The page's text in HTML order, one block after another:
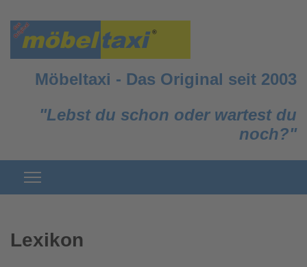
Möbeltaxi - Das Original seit 2003
"Lebst du schon oder wartest du
noch?"
Lexikon